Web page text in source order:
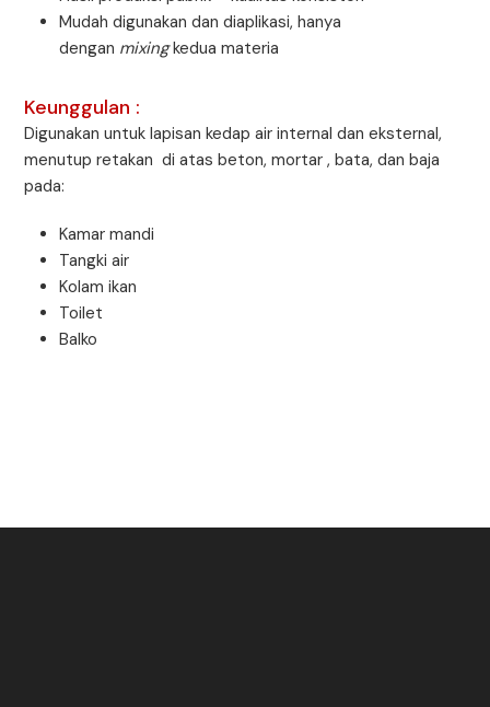
Mudah digunakan dan diaplikasi, hanya
dengan mixingkedua materia
Keunggulan :
Digunakan untuk lapisan kedap air internal dan eksternal,
menutup retakan di atas beton, mortar , bata, dan baja
pada:
Kamar mandi
Tangki air
Kolam ikan
Toilet
Balko